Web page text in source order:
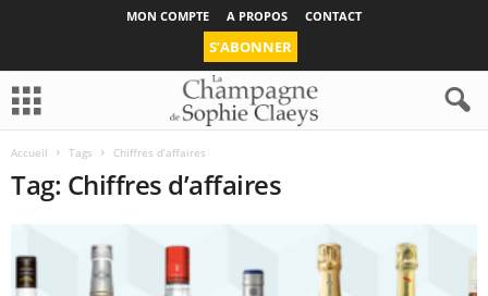
MON COMPTE A PROPOS CONTACT
S’ABONNER
Accueil Tags Chiffres d’affaires
Tag: Chiffres d’affaires